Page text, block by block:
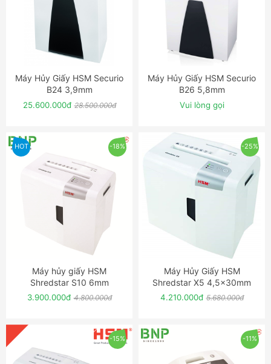
ĐẶT NGAY
Máy Hủy Giấy HSM Securio
B24 3,9mm
25.600.000đ 28.500.000đ
ĐẶT NGAY
Máy Hủy Giấy HSM Securio
B26 5,8mm
Vui lòng gọi
HOT -18%
ĐẶT NGAY
Máy hủy giấy HSM
Shredstar S10 6mm
3.900.000đ 4.800.000đ
-25%
ĐẶT NGAY
Máy Hủy Giấy HSM
Shredstar X5 4,5x30mm
4.210.000đ 5.680.000đ
-15% -11%